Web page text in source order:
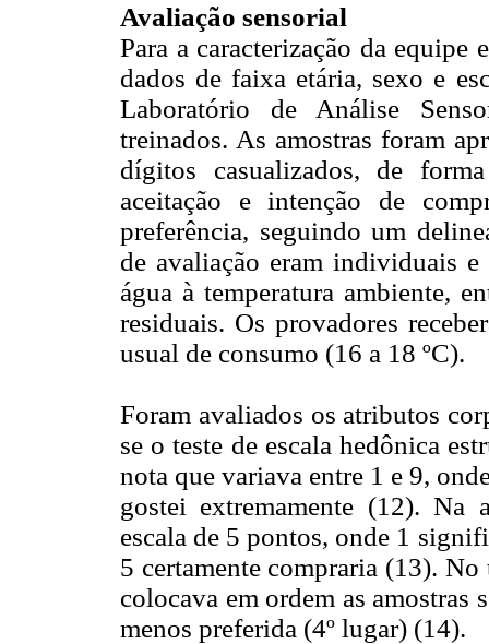
Avaliação sensorial
Para a caracterização da equipe
dados de faixa etária, sexo e
Laboratório de Análise
treinados. As amostras foram
dígitos casualizados, de
aceitação e intenção de
preferência, seguindo um
de avaliação eram individuais
água à temperatura ambiente,
residuais. Os provadores
usual de consumo (16 a 18 ºC).
Foram avaliados os atributos
se o teste de escala hedônica
nota que variava entre 1 e 9,
gostei extremamente (12). Na
escala de 5 pontos, onde 1
5 certamente compraria (13).
colocava em ordem as amostras
menos preferida (4º lugar) (14).